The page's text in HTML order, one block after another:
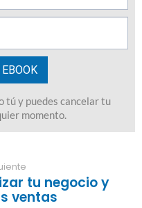
tu negocio y
ventas